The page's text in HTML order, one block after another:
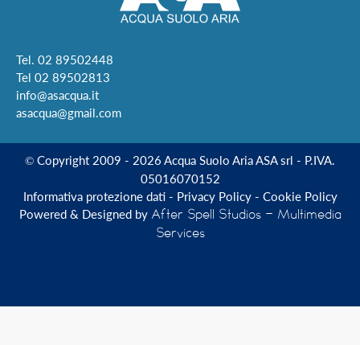
Tel. 02 89502448
Tel 02 89502813
info@asacqua.it
asacqua@gmail.com
© Copyright 2009 - 2026 Acqua Suolo Aria ASA srl - P.IVA.
05016070152
Informativa protezione dati- Privacy Policy- Cookie Policy
Powered & Designed by After Spell Studios - Multimedia
Services